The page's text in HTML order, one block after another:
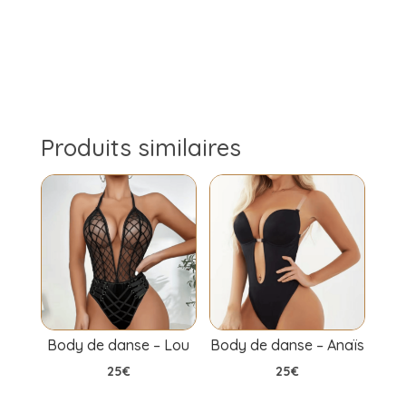
Produits similaires
Body de danse – Lou
25€
Body de danse – Anaïs
25€